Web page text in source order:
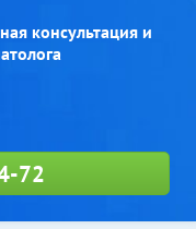
консультация и
72